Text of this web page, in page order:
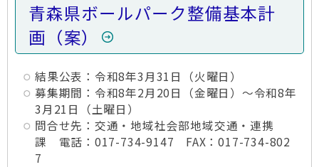
青森県ボールパーク整備基本計
画（案）
結果公表：令和8年3月31日（火曜日）
募集期間：令和8年2月20日（金曜日）～令和8年
3月21日（土曜日）
問合せ先：交通・地域社会部地域交通・連携
課 電話：017-734-9147 FAX：017-734-802
7